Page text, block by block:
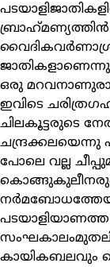
ഒരു
ഇവിടെ
ചിലകൂട്ടരുടെ
ചന്ദ്രക്കലയെന്നു
പോലെ വല്ല
നര്‍മബോധത്തേയും
കായികബലവും